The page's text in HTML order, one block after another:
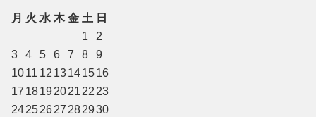
月 火 水 木 金 土 日
1
2
3
4 5 6 7 8
9
1011 12 13141516
17 18192021 22 23
24252627 282930